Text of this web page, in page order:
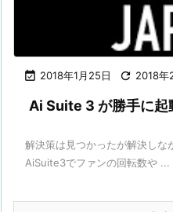
 2018年1月25日  2018年
Ai Suite 3 が勝手に起
解決策は見つかったが解決しな
AiSuite3でファンの回転数や ...